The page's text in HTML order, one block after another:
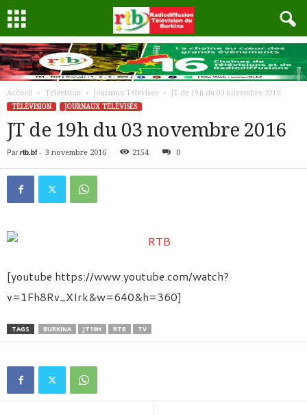
Accueil Télévision Journaux Télévisés
JT de 19h du 03 novembre 2016
TÉLÉVISION
JOURNAUX TÉLÉVISÉS
JT de 19h du 03 novembre 2016
Par rtb.bf- 3 novembre 2016 2154 0
[youtube https://www.youtube.com/watch?
v=1Fh8Rv_XIrk&w=640&h=360]
TAGS BURKINA JT19H RTB TV